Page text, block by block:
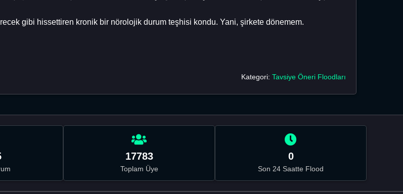
gibi hissettiren kronik bir nörolojik durum teşhisi kondu. Yani, şirkete dönemem.
Kategori: Tavsiye Öneri Floodları
17783
Toplam Üye
0
Son 24 Saatte Flood